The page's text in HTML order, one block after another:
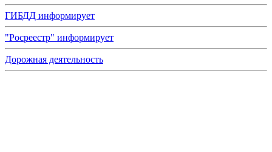
ГИБДД информирует
"Росреестр" информирует
Дорожная деятельность